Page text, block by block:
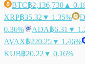
BTC฿2,136,730 ▲
XRP฿35.32 ▼ 1.35%
0.36%
ADA฿6.31 ▼
AVAX฿220.25▼ 1.46%
KUB฿20.22 ▼ 0.16%